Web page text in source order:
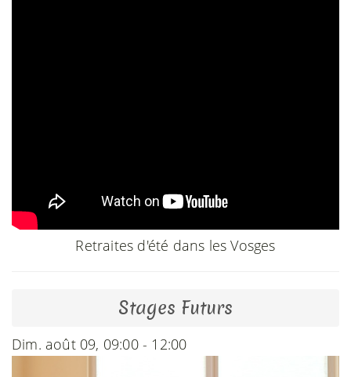
Retraites d'été dans les Vosges
Stages Futurs
Dim. août 09, 09:00 - 12:00